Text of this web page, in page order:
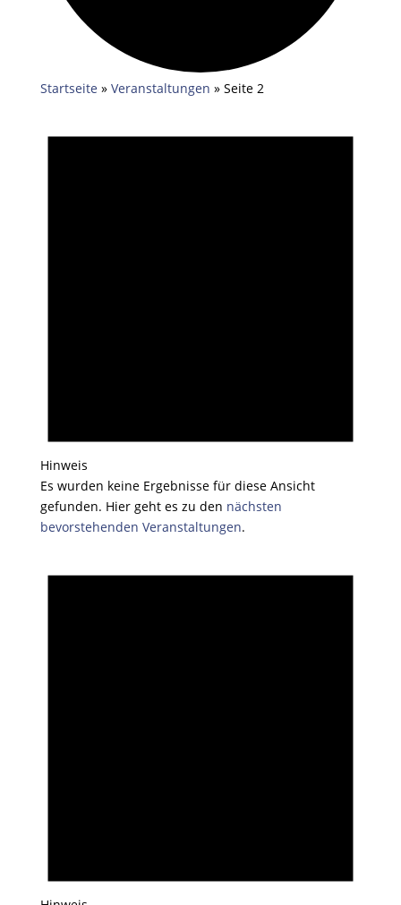
Startseite » Veranstaltungen » Seite 2
Hinweis
Es wurden keine Ergebnisse für diese Ansicht
gefunden. Hier geht es zu den nächsten
bevorstehenden Veranstaltungen.